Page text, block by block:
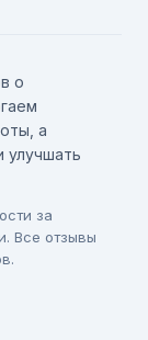
о
а
улучшать
за
Все отзывы